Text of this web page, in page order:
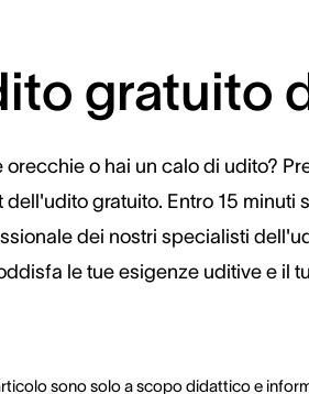
gratuito
o hai un calo di udito?
gratuito. Entro 15 minuti
dei nostri specialisti
le tue esigenze uditive e il
sono solo a scopo didattico e